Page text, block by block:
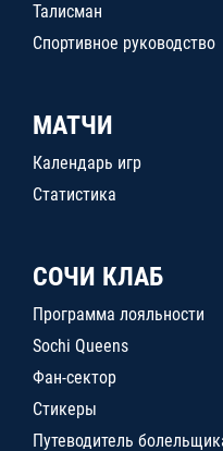
Талисман
Спортивное руководство
МАТЧИ
Календарь игр
Статистика
СОЧИ КЛАБ
Программа лояльности
Sochi Queens
Фан-сектор
Стикеры
Путеводитель